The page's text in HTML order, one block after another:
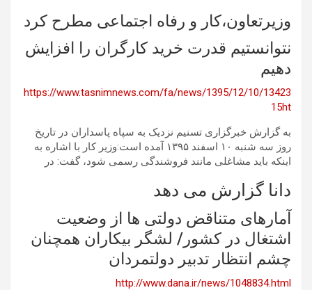
وزیرتعاون،کار و رفاه اجتماعی مطرح کرد
نتوانستیم قدرت خرید کارگران را افزایش
دهیم
https://www.tasnimnews.com/fa/news/1395/12/10/13423
15ht
به گزارش خبرگزاری تسنیم نزدیک به سپاه پاسداران در تاریخ
روز سه شنبه ١٠ اسفند ۱۳۹۵ آمده است:وزیر کار با اشاره به
اینکه باید مشاغلی مانند فروشندگی رسمی شود، گفت: در
دانا گزارش می دهد
آمارهای متناقض دولتی ها از وضعیت
اشتغال در کشور/ لشگر بیکاران همچنان
چشم انتظار تدبیر دولتمردان
http://www.dana.ir/news/1048834.html